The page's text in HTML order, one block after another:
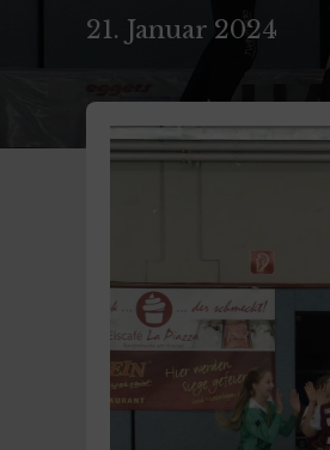
21. Januar 2024